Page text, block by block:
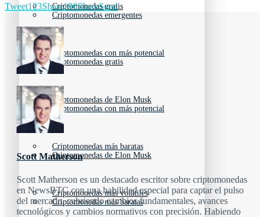
Criptomonedas gratis
Criptomonedas con más potencial
Criptomonedas de Elon Musk
Criptomonedas más baratas
Criptomonedas más volátiles
Criptomonedas emergentes
Criptomonedas gratis
Criptomonedas con más potencial
Criptomonedas de Elon Musk
Criptomonedas más baratas
Tweet123Share196ShareSend
Scott Matherson
Scott Matherson es un destacado escritor sobre criptomonedas
en NewsBTC con una habilidad especial para captar el pulso
del mercado, cubriendo cambios fundamentales, avances
tecnológicos y cambios normativos con precisión. Habiendo